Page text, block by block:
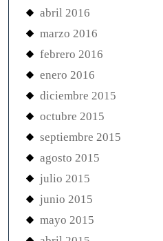
abril 2016
marzo 2016
febrero 2016
enero 2016
diciembre 2015
octubre 2015
septiembre 2015
agosto 2015
julio 2015
junio 2015
mayo 2015